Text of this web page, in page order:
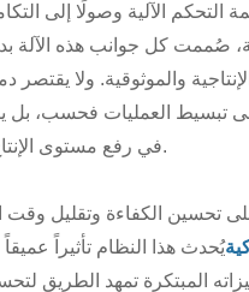
التحكم الآلية وصولًا إلى
صُممت كل جوانب هذه الآلة
والموثوقية. ولا يقتصر
تبسيط العمليات فحسب، بل
في رفع مستوى الإنتاج الإجمالي.
تحسين الكفاءة وتقليل وقت
يُحدث هذا النظام تأثيراً
المبتكرة تمهد الطريق